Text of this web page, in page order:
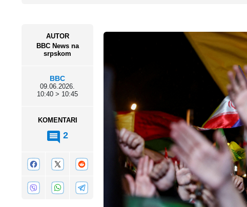
AUTOR
BBC News na
srpskom
BBC
09.06.2026.
10:40 > 10:45
KOMENTARI
2